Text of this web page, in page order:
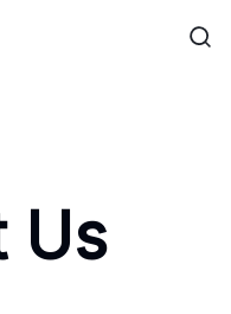
Us